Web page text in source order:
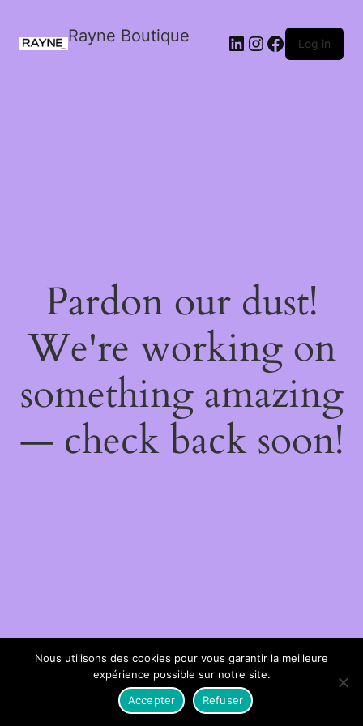
Rayne Boutique Log in
Pardon our dust!
We're working on
something amazing
— check back soon!
Nous utilisons des cookies pour vous garantir la meilleure
expérience possible sur notre site.
Accepter
Refuser